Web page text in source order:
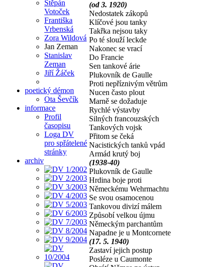
Štěpán
Votoček
Františka
Vrbenská
Zora Wildová
Jan Zeman
Stanislav
Zeman
Jiří Žáček
poetický démon
Ota Ševčík
informace
Profil
časopisu
Loga DV
pro spřátelené
stránky
archiv
(od 3. 1920)
Nedostatek zákopů
Klíčové jsou tanky
Takřka nejsou taky
Po té slouží leckde
Nakonec se vrací
Do Francie
Sen tankové árie
Plukovník de Gaulle
Proti nepříznivým větrům
Nucen často plout
Marně se dožaduje
Rychlé výstavby
Silných francouzských
Tankových vojsk
Přitom se čeká
Nacistických tanků vpád
Armád krutý boj
(1938-40)
Plukovník de Gaulle
Hrdina boje proti
Německému Wehrmachtu
Se svou osamocenou
Tankovou divizí málem
Způsobí velkou újmu
Německým parchantům
Napadne je u Montcornete
(17. 5. 1940)
Zastaví jejich postup
Posléze u Caumonte